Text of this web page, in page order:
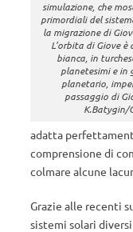
simulazione, che
primordiali del
la migrazione di
L’orbita di Giove è
bianca, in
planetesimi e in
planetario,
passaggio di
K.Batygin/
adatta
comprensione di
colmare alcune
Grazie alle recenti
sistemi solari